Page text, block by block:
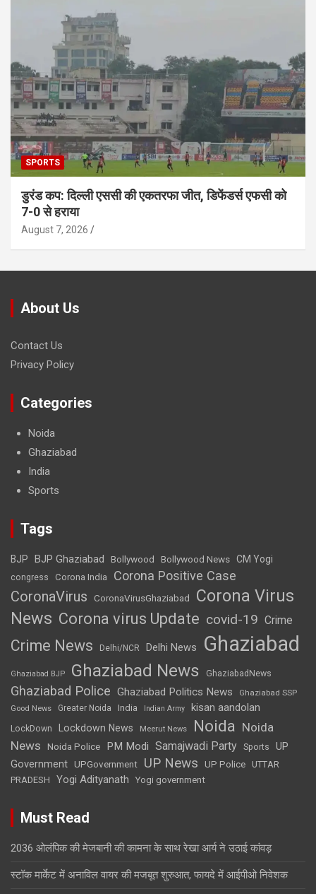
SPORTS
डुरंड कप: दिल्ली एससी की एकतरफा जीत, डिफेंडर्स एफसी को
7-0 से हराया
August 7, 2026
About Us
Contact Us
Privacy Policy
Categories
Noida
Ghaziabad
India
Sports
Tags
BJP BJP Ghaziabad Bollywood Bollywood News CM Yogi
congress Corona India Corona Positive Case
CoronaVirus CoronaVirusGhaziabad
Corona Virus
News Corona virus Update covid-19 Crime
Crime News Delhi/NCR Delhi News Ghaziabad
Ghaziabad BJP Ghaziabad News GhaziabadNews
Ghaziabad Police Ghaziabad Politics News Ghaziabad SSP
Good News Greater Noida India Indian Army kisan aandolan
LockDown Lockdown News Meerut News Noida Noida
News
Noida Police PM Modi Samajwadi Party Sports
UP
Government UPGovernment UP News UP Police
UTTAR
PRADESH
Yogi Adityanath Yogi government
Must Read
2036 ओलंपिक की मेजबानी की कामना के साथ रेखा आर्य ने उठाई कांवड़
स्टॉक मार्केट में अनाविल वायर की मजबूत शुरुआत, फायदे में आईपीओ निवेशक